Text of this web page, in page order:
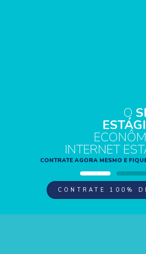
O
INTERNET
CONTRATE AGORA MESMO E
CONTRATE 100%